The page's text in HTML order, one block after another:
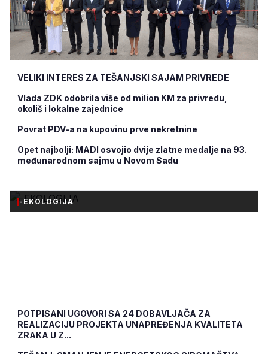
VELIKI INTERES ZA TEŠANJSKI SAJAM PRIVREDE
Vlada ZDK odobrila više od milion KM za privredu,
okoliš i lokalne zajednice
Povrat PDV-a na kupovinu prve nekretnine
Opet najbolji: MADI osvojio dvije zlatne medalje na 93.
međunarodnom sajmu u Novom Sadu
-EKOLOGIJA
POTPISANI UGOVORI SA 24 DOBAVLJAČA ZA
REALIZACIJU PROJEKTA UNAPREĐENJA KVALITETA
ZRAKA U Z...